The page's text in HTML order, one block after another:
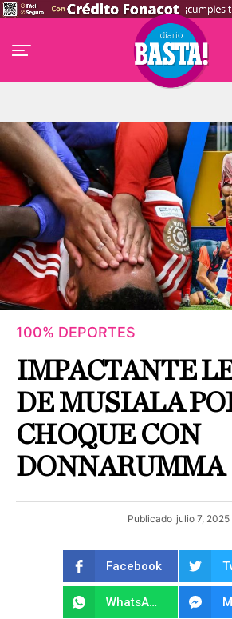
100% DEPORTES
IMPACTANTE
DE MUSIALA
CHOQUE CON
DONNARUMMA
Publicado julio 7, 2025
Facebook
WhatsApp